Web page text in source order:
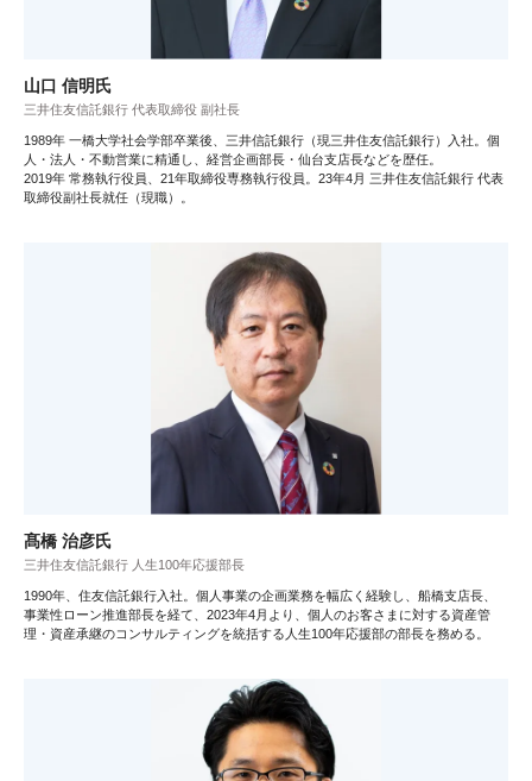
山口 信明氏
三井住友信託銀行 代表取締役 副社長
1989年 一橋大学社会学部卒業後、三井信託銀行（現三井住友信託銀行）入社。個
人・法人・不動営業に精通し、経営企画部長・仙台支店長などを歴任。
2019年 常務執行役員、21年取締役専務執行役員。23年4月 三井住友信託銀行 代表
取締役副社長就任（現職）。
髙橋 治彦氏
三井住友信託銀行 人生100年応援部長
1990年、住友信託銀行入社。個人事業の企画業務を幅広く経験し、船橋支店長、
事業性ローン推進部長を経て、2023年4月より、個人のお客さまに対する資産管
理・資産承継のコンサルティングを統括する人生100年応援部の部長を務める。